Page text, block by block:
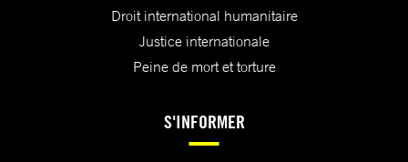
Droit international humanitaire
Justice internationale
Peine de mort et torture
S'INFORMER